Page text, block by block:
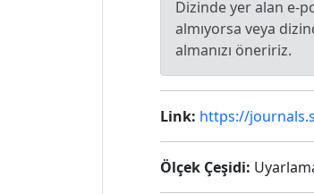
Dizinde yer alan e-
almıyorsa veya
almanızı öneririz.
Link: https://
Ölçek Çeşidi: